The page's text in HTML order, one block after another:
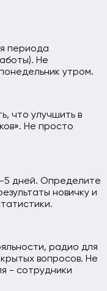
периода
Не
утром.
что улучшить в
Не просто
5 дней. Определите
новичку и
радио для
вопросов. Не
- сотрудники